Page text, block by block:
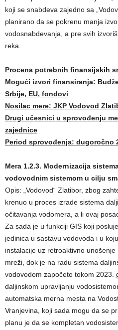
koji se snabdeva zajedno sa
planirano da se pokrenu manja
vodosnabdevanja, a pre svih
reka.
Procena potrebnih finansijskih
Mogući izvori finansiranja:
Srbije, EU, fondovi
Nosilac mere: JKP Vodovod
Drugi učesnici u sprovođenju
zajednice
Period sprovođenja: dugoročno
Mera 1.2.3. Modernizacija
vodovodnim sistemom u cilju
Opis: „Vodovod“ Zlatibor, zbog
krenuo u proces izrade sistema
očitavanja vodomera, a li ovaj
Za sada je u funkciji GIS koji
jedinica u sastavu vodovoda i u
instalacije uz retroaktivno
mreži, dok je na radu sistema
vodovodom započeto tokom 2023.
daljinskom upravljanju
automatska merna mesta na
Vranjevina, koji sada mogu da se
planu je da se kompletan